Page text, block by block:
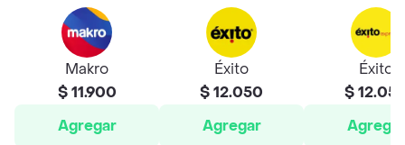
Makro
$ 11.900
Agregar
Éxito
$ 12.050
Agregar
Éxito
$
Agregar